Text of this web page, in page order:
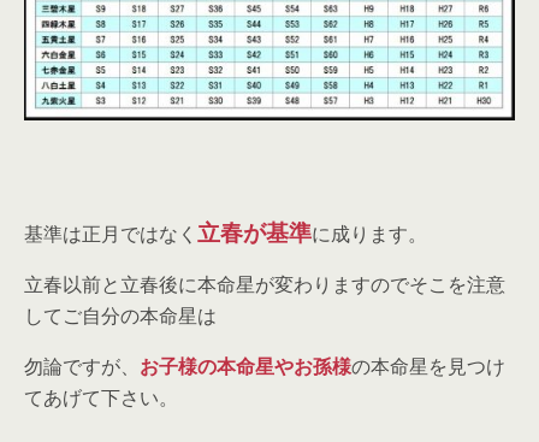
基準は正月ではなく 立春が基準に成ります。
立春以前と立春後に本命星が変わりますのでそこを注意
してご自分の本命星は
勿論ですが、 お子様の本命星やお孫様の本命星を見つけ
てあげて下さい。